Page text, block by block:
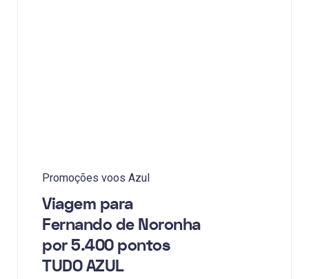
Promoções voos Azul
Viagem para
Fernando de Noronha
por 5.400 pontos
TUDO AZUL